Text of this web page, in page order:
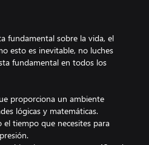
fundamental sobre la vida, el
esto es inevitable, no luches
fundamental en todos los
proporciona un ambiente
lógicas y matemáticas.
tiempo que necesites para